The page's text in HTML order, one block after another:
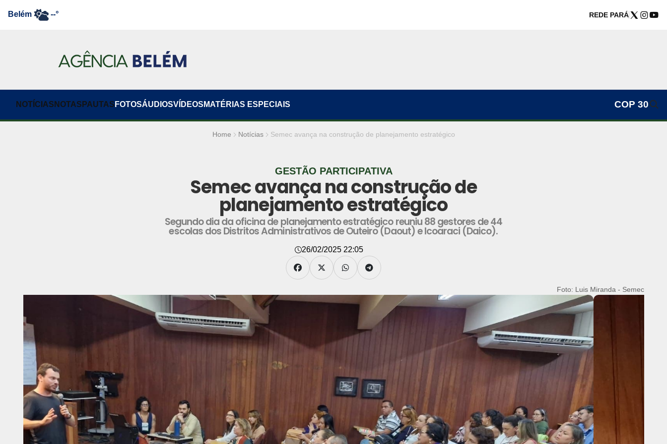
Belém --° REDE PARÁ
NOTÍCIAS NOTAS PAUTAS FOTOSÁUDIOSVÍDEOS MATÉRIAS ESPECIAIS COP 30
Home Notícias Semec avança na construção de planejamento estratégico
GESTÃO PARTICIPATIVA
Semec avança na construção de
planejamento estratégico
Segundo dia da oficina de planejamento estratégico reuniu 88 gestores de 44
escolas dos Distritos Administrativos de Outeiro (Daout) e Icoaraci (Daico).
26/02/2025 22:05
Foto: Luis Miranda - Semec